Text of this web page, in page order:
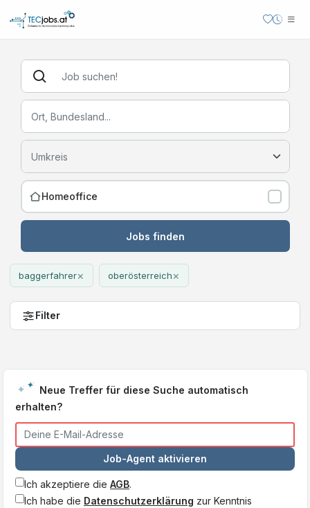
Homeoffice
Jobs finden
baggerfahrer× oberösterreich×
Filter
Neue Treffer für diese Suche automatisch
erhalten?
Job-Agent aktivieren
Ich akzeptiere die AGB.
Ich habe die Datenschutzerklärung zur Kenntnis